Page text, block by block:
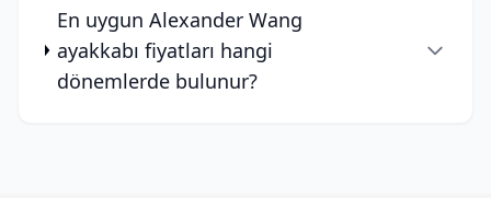
En uygun Alexander Wang
ayakkabı fiyatları hangi
dönemlerde bulunur?